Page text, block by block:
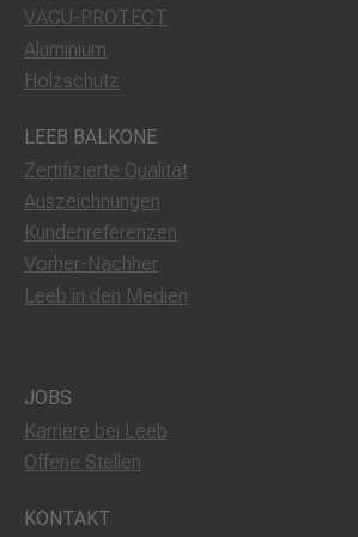
VACU-PROTECT
Aluminium
Holzschutz
LEEB BALKONE
Zertifizierte Qualität
Auszeichnungen
Kundenreferenzen
Vorher-Nachher
Leeb in den Medien
JOBS
Karriere bei Leeb
Offene Stellen
KONTAKT